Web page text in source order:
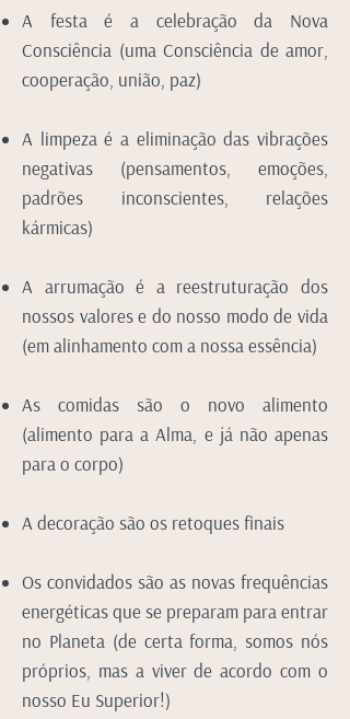
A festa é a celebração da Nova
Consciência (uma Consciência de amor,
cooperação, união, paz)
A limpeza é a eliminação das vibrações
negativas (pensamentos, emoções,
padrões inconscientes, relações
kármicas)
A arrumação é a reestruturação dos
nossos valores e do nosso modo de vida
(em alinhamento com a nossa essência)
As comidas são o novo alimento
(alimento para a Alma, e já não apenas
para o corpo)
A decoração são os retoques finais
Os convidados são as novas frequências
energéticas que se preparam para entrar
no Planeta (de certa forma, somos nós
próprios, mas a viver de acordo com o
nosso Eu Superior!)